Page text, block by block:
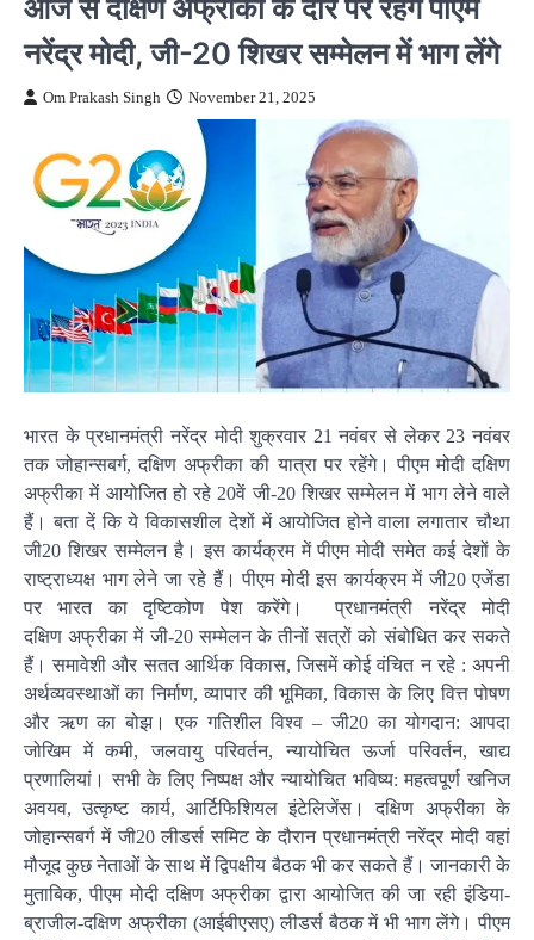
नरेंद्र मोदी, जी-20 शिखर सम्मेलन में भाग लेंगे
Om Prakash Singh November 21, 2025
भारत के प्रधानमंत्री नरेंद्र मोदी शुक्रवार 21 नवंबर से लेकर 23 नवंबर
तक जोहान्सबर्ग, दक्षिण अफ्रीका की यात्रा पर रहेंगे। पीएम मोदी दक्षिण
अफ्रीका में आयोजित हो रहे 20वें जी-20 शिखर सम्मेलन में भाग लेने वाले
हैं। बता दें कि ये विकासशील देशों में आयोजित होने वाला लगातार चौथा
जी20 शिखर सम्मेलन है। इस कार्यक्रम में पीएम मोदी समेत कई देशों के
राष्ट्राध्यक्ष भाग लेने जा रहे हैं। पीएम मोदी इस कार्यक्रम में जी20 एजेंडा
पर भारत का दृष्टिकोण पेश करेंगे। प्रधानमंत्री नरेंद्र मोदी
दक्षिण अफ्रीका में जी-20 सम्मेलन के तीनों सत्रों को संबोधित कर सकते
हैं। समावेशी और सतत आर्थिक विकास, जिसमें कोई वंचित न रहे : अपनी
अर्थव्यवस्थाओं का निर्माण, व्यापार की भूमिका, विकास के लिए वित्त पोषण
और ऋण का बोझ। एक गतिशील विश्व – जी20 का योगदान: आपदा
जोखिम में कमी, जलवायु परिवर्तन, न्यायोचित ऊर्जा परिवर्तन, खाद्य
प्रणालियां। सभी के लिए निष्पक्ष और न्यायोचित भविष्य: महत्वपूर्ण खनिज
अवयव, उत्कृष्ट कार्य, आर्टिफिशियल इंटेलिजेंस। दक्षिण अफ्रीका के
जोहान्सबर्ग में जी20 लीडर्स समिट के दौरान प्रधानमंत्री नरेंद्र मोदी वहां
मौजूद कुछ नेताओं के साथ में द्विपक्षीय बैठक भी कर सकते हैं। जानकारी के
मुताबिक, पीएम मोदी दक्षिण अफ्रीका द्वारा आयोजित की जा रही इंडिया-
ब्राजील-दक्षिण अफ्रीका (आईबीएसए) लीडर्स बैठक में भी भाग लेंगे। पीएम